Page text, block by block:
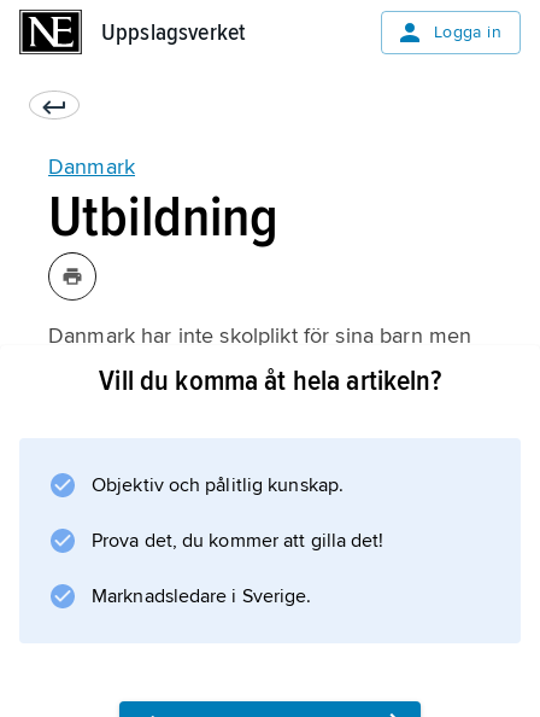
Uppslagsverket Logga in
Danmark
Utbildning
Danmark har inte skolplikt för sina barn men
väl undervisningsplikt från 7 till 16 års ålder.
Information om artikeln
Vill du komma åt hela artikeln?
Objektiv och pålitlig kunskap.
Prova det, du kommer att gilla det!
Marknadsledare i Sverige.